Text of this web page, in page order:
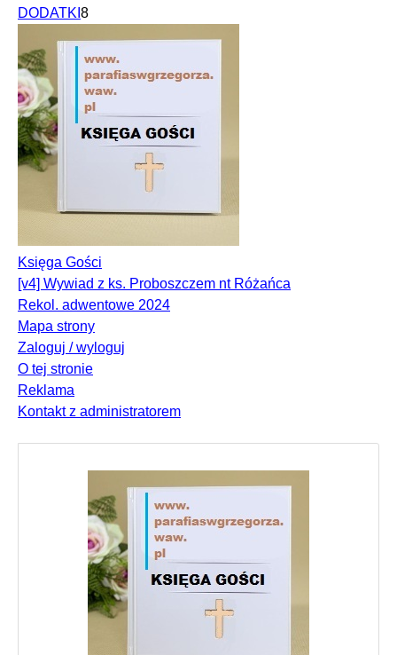
DODATKI 8
Księga Gości
[v4] Wywiad z ks. Proboszczem nt Różańca
Rekol. adwentowe 2024
Mapa strony
Zaloguj / wyloguj
O tej stronie
Reklama
Kontakt z administratorem